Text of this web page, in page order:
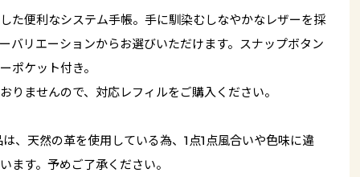
た便利なシステム手帳。手に馴染むしなやかなレザーを採
バリエーションからお選びいただけます。スナップボタン
ポケット付き。
りませんので、対応レフィルをご購入ください。
、天然の革を使用している為、1点1点風合いや色味に違
ます。予めご了承ください。